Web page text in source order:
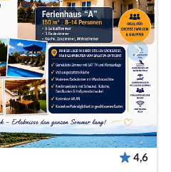
4,6